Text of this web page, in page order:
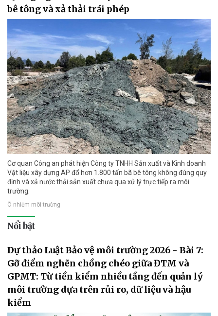
bê tông và xả thải trái phép
Cơ quan Công an phát hiện Công ty TNHH Sản xuất và Kinh doanh
Vật liệu xây dựng AP đổ hơn 1.800 tấn bã bê tông không đúng quy
định và xả nước thải sản xuất chưa qua xử lý trực tiếp ra môi
trường.
Ô nhiễm môi trường
Nổi bật
Dự thảo Luật Bảo vệ môi trường 2026 - Bài 7:
Gỡ điểm nghẽn chồng chéo giữa ĐTM và
GPMT: Từ tiền kiểm nhiều tầng đến quản lý
môi trường dựa trên rủi ro, dữ liệu và hậu
kiểm